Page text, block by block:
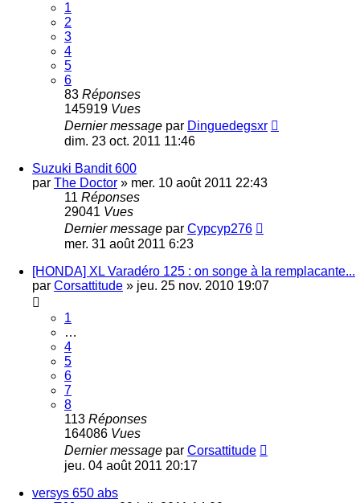
1
2
3
4
5
6
83 Réponses
145919 Vues
Dernier message par Dinguedegsxr
dim. 23 oct. 2011 11:46
Suzuki Bandit 600
par The Doctor » mer. 10 août 2011 22:43
11 Réponses
29041 Vues
Dernier message par Cypcyp276
mer. 31 août 2011 6:23
[HONDA] XL Varadéro 125 : on songe à la remplacante...
par Corsattitude » jeu. 25 nov. 2010 19:07
1
…
4
5
6
7
8
113 Réponses
164086 Vues
Dernier message par Corsattitude
jeu. 04 août 2011 20:17
versys 650 abs